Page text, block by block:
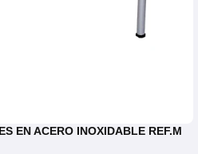
EN ACERO INOXIDABLE REF.M